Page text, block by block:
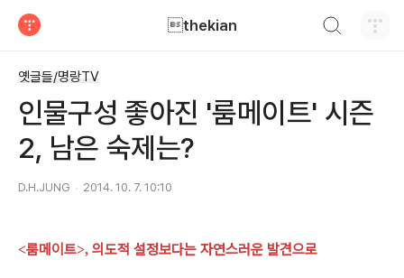
thekian
옛글들/명랑TV
인물구성 좋아진 '룸메이트' 시즌
2, 남은 숙제는?
D.H.JUNG 2014. 10. 7. 10:10
<룸메이트>, 의도적 설정보다는 자연스러운 발견으로